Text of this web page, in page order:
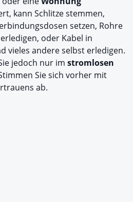
kann Schlitze stemmen,
setzen, Rohre
oder Kabel in
vieles andere selbst erledigen.
jedoch nur im stromlosen
Sie sich vorher mit
ab.